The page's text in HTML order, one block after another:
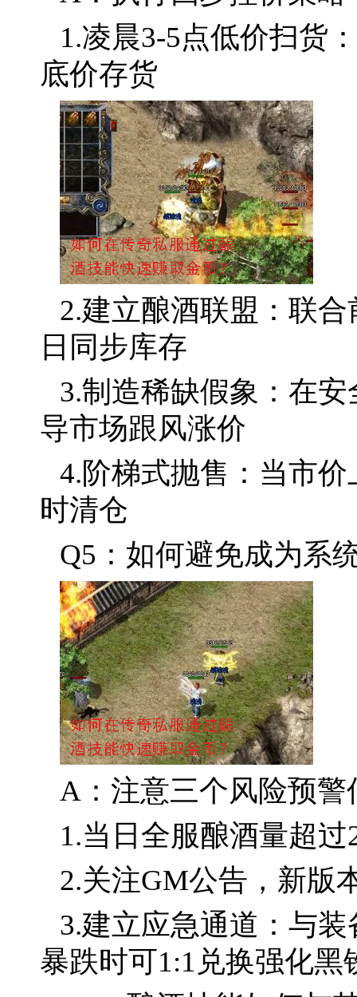
1.凌晨3-5点低价扫货
底价存货
2.建立酿酒联盟：联
日同步库存
3.制造稀缺假象：在
导市场跟风涨价
4.阶梯式抛售：当市价
时清仓
Q5：如何避免成为系
A：注意三个风险预警
1.当日全服酿酒量超
2.关注GM公告，新版
3.建立应急通道：与
暴跌时可1:1兑换强化黑